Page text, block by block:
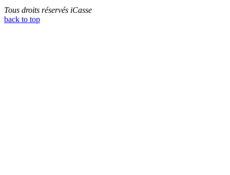
Tous droits réservés iCasse
back to top